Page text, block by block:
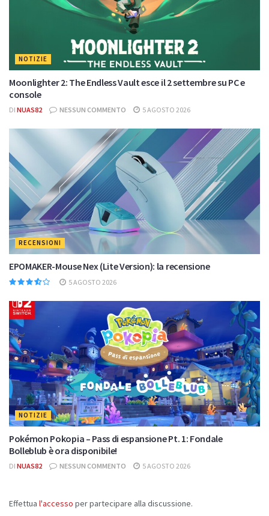
NOTIZIE
Moonlighter 2: The Endless Vault esce il 2 settembre su PC e
console
DI NUAS82 NESSUN COMMENTO 5 AGOSTO 2026
RECENSIONI
EPOMAKER-Mouse Nex (Lite Version): la recensione
5 AGOSTO 2026
NOTIZIE
Pokémon Pokopia – Pass di espansione Pt. 1: Fondale
Bolleblub è ora disponibile!
DI NUAS82 NESSUN COMMENTO 5 AGOSTO 2026
Effettua l'accesso per partecipare alla discussione.